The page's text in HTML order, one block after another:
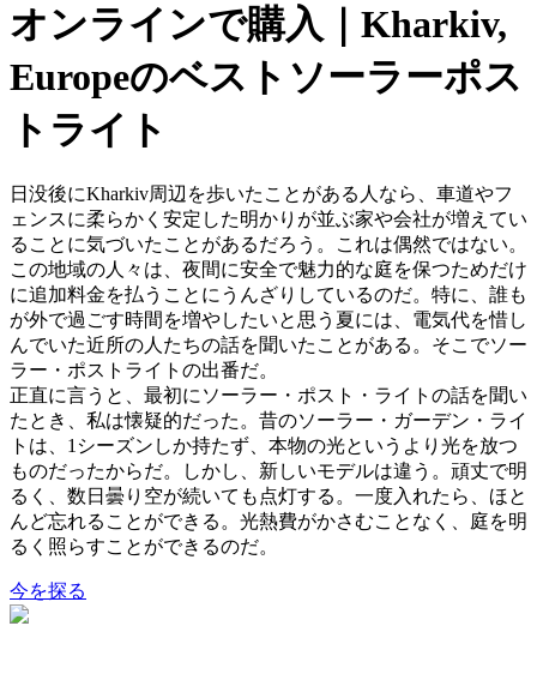
オンラインで購入｜Kharkiv,
Europeのベストソーラーポス
トライト
日没後にKharkiv周辺を歩いたことがある人なら、車道やフ
ェンスに柔らかく安定した明かりが並ぶ家や会社が増えてい
ることに気づいたことがあるだろう。これは偶然ではない。
この地域の人々は、夜間に安全で魅力的な庭を保つためだけ
に追加料金を払うことにうんざりしているのだ。特に、誰も
が外で過ごす時間を増やしたいと思う夏には、電気代を惜し
んでいた近所の人たちの話を聞いたことがある。そこでソー
ラー・ポストライトの出番だ。
正直に言うと、最初にソーラー・ポスト・ライトの話を聞い
たとき、私は懐疑的だった。昔のソーラー・ガーデン・ライ
トは、1シーズンしか持たず、本物の光というより光を放つ
ものだったからだ。しかし、新しいモデルは違う。頑丈で明
るく、数日曇り空が続いても点灯する。一度入れたら、ほと
んど忘れることができる。光熱費がかさむことなく、庭を明
るく照らすことができるのだ。
今を探る